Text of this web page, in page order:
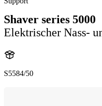
Shaver series 5000
Elektrischer Nass-
S5584/50